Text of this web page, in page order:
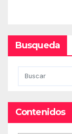
Busqueda
Contenidos